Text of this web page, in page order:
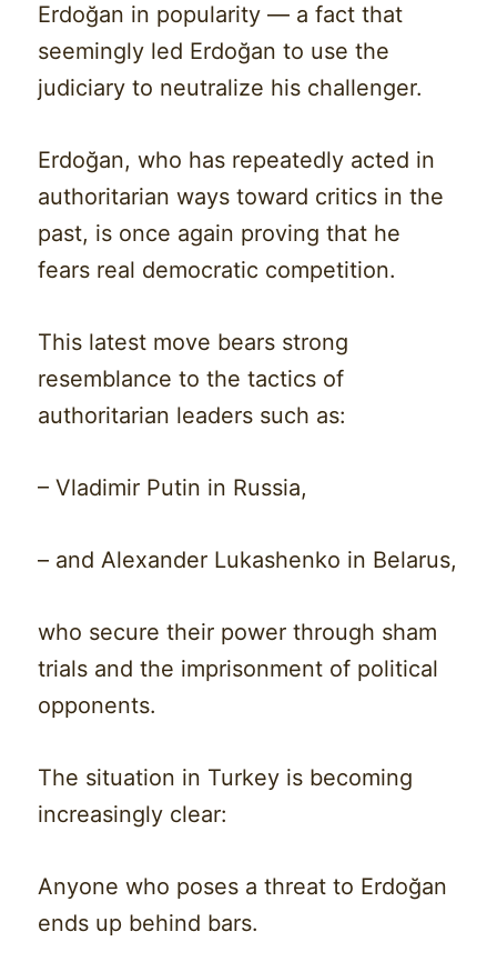
Erdoğan in popularity — a fact that
seemingly led Erdoğan to use the
judiciary to neutralize his challenger.
Erdoğan, who has repeatedly acted in
authoritarian ways toward critics in the
past, is once again proving that he
fears real democratic competition.
This latest move bears strong
resemblance to the tactics of
authoritarian leaders such as:
– Vladimir Putin in Russia,
– and Alexander Lukashenko in Belarus,
who secure their power through sham
trials and the imprisonment of political
opponents.
The situation in Turkey is becoming
increasingly clear:
Anyone who poses a threat to Erdoğan
ends up behind bars.